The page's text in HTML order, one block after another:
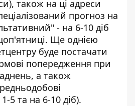
також на ці адреси
прогноз на
- на 6-10 діб
Ще однією
буде постачати
попередження при
а також
5 та на 6-10 діб).